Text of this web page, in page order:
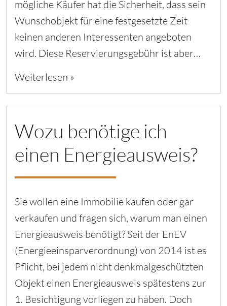
mögliche Käufer hat die Sicherheit, dass sein
Wunschobjekt für eine festgesetzte Zeit
keinen anderen Interessenten angeboten
wird. Diese Reservierungsgebühr ist aber…
Weiterlesen »
Wozu benötige ich
einen Energieausweis?
Sie wollen eine Immobilie kaufen oder gar
verkaufen und fragen sich, warum man einen
Energieausweis benötigt? Seit der EnEV
(Energieeinsparverordnung) von 2014 ist es
Pflicht, bei jedem nicht denkmalgeschützten
Objekt einen Energieausweis spätestens zur
1. Besichtigung vorliegen zu haben. Doch